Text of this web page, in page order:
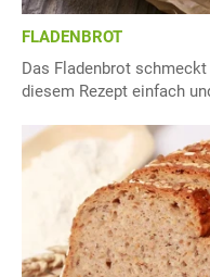
FLADENBROT
Das Fladenbrot
diesem Rezept einfach